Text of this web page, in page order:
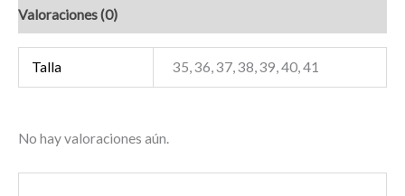
Valoraciones (0)
Talla 35, 36, 37, 38, 39, 40, 41
No hay valoraciones aún.